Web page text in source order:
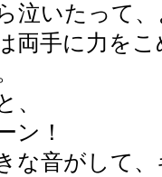
泣いたって
両手に力を
、
ン！
な音がして